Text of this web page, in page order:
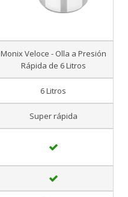
Monix Veloce - Olla a Presión
Rápida de 6 Litros
6 Litros
Super rápida